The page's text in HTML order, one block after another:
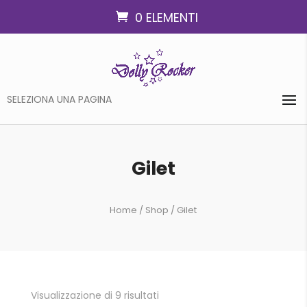
0 ELEMENTI
SELEZIONA UNA PAGINA
Gilet
Home / Shop / Gilet
Visualizzazione di 9 risultati